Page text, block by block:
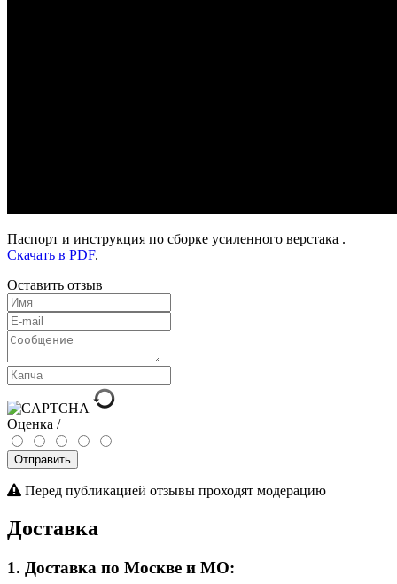
Паспорт и инструкция по сборке усиленного верстака .
Скачать в PDF.
Оставить отзыв
Оценка /
Отправить
Перед публикацией отзывы проходят модерацию
Доставка
1. Доставка по Москве и МО: